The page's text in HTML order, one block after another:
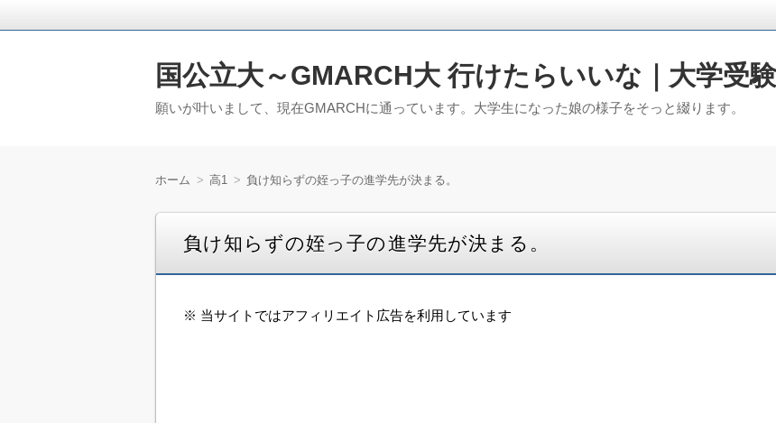
国公立大～GMARCH大 行けたらいいな｜大学受
願いが叶いまして、現在GMARCHに通っています。大学生になった娘の様子をそっと綴ります。
ホーム 高1 負け知らずの姪っ子の進学先が決まる。
負け知らずの姪っ子の進学先が決まる。
※ 当サイトではアフィリエイト広告を利用しています